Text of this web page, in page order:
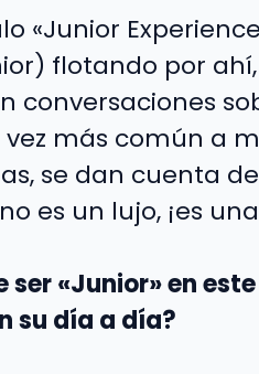
«Junior
flotando por
conversaciones
vez más común a
se dan cuenta
es un lujo, ¡es
«Junior» en
su día a día?